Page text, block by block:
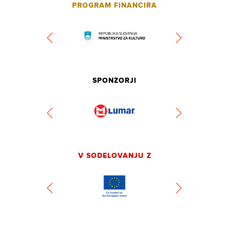
PROGRAM FINANCIRA
SPONZORJI
V SODELOVANJU Z